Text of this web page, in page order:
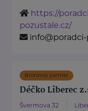
https://
pozustale.cz/
Bronzový partner
Déčko Liberec
Švermova 32